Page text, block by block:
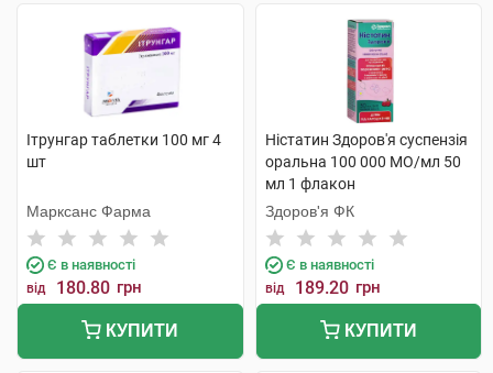
Ітрунгар таблетки 100 мг 4
шт
Марксанс Фарма
Є в наявності
від 180.80 грн
КУПИТИ
Ністатин Здоров'я суспензія
оральна 100 000 МО/мл 50
мл 1 флакон
Здоров'я ФК
Є в наявності
від 189.20 грн
КУПИТИ